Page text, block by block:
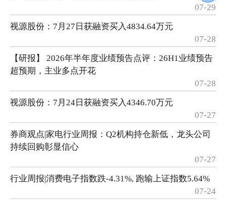
07-29
视源股份：7月27日获融资买入4834.64万元
07-28
【研报】 2026年半年度业绩预告点评：26H1业绩预告
超预期，主业多点开花
07-28
视源股份：7月24日获融资买入4346.70万元
07-27
券商观点|家电行业周报：Q2机构持仓新低，龙头公司
持续回购彰显信心
07-27
行业周报|消费电子指数跌-4.31%, 跑输上证指数5.64%
07-24